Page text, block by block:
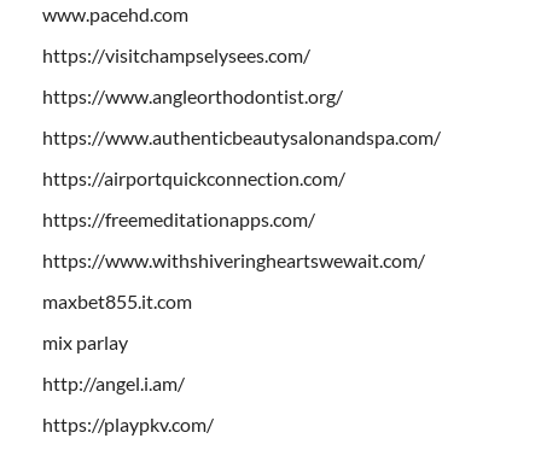
www.pacehd.com
https://visitchampselysees.com/
https://www.angleorthodontist.org/
https://www.authenticbeautysalonandspa.com/
https://airportquickconnection.com/
https://freemeditationapps.com/
https://www.withshiveringheartswewait.com/
maxbet855.it.com
mix parlay
http://angel.i.am/
https://playpkv.com/